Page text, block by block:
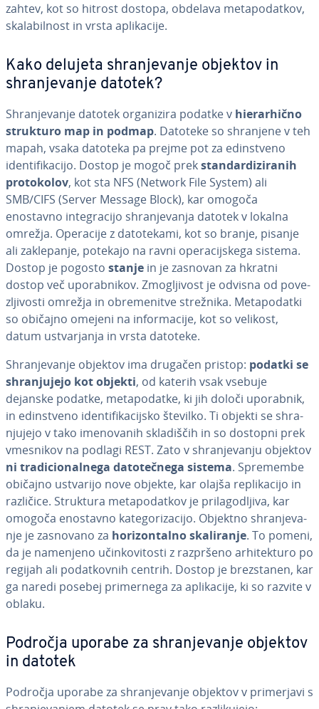
zahtev, kot so hitrost dostopa, obdelava me­ta­po­dat­kov,
ska­la­bil­nost in vrsta apli­ka­ci­je.
Kako delujeta shra­nje­va­nje objektov in
shra­nje­va­nje datotek?
Shra­nje­va­nje datotek or­ga­ni­zi­ra podatke v hi­e­rar­hič­no
strukturo map in podmap. Datoteke so shranjene v teh
mapah, vsaka datoteka pa prejme pot za edin­stve­no
iden­ti­fi­ka­ci­jo. Dostop je mogoč prekstan­dar­di­zi­ra­nih
pro­to­ko­lov, kot sta NFS (Network File System) ali
SMB/CIFS (Server Message Block), kar omogoča
enostavno in­te­gra­ci­jo shra­nje­va­nja datotek v lokalna
omrežja. Operacije z da­to­te­ka­mi, kot so branje, pisanje
ali za­kle­pa­nje, potekajo na ravni ope­ra­cij­ske­ga sistema.
Dostop je pogosto stanje in je zasnovan za hkratni
dostop več upo­rab­ni­kov. Zmo­glji­vost je odvisna od po­ve­
zlji­vo­sti omrežja in obre­me­ni­tve strežnika. Me­ta­po­dat­ki
so običajno omejeni na in­for­ma­ci­je, kot so velikost,
datum ustvar­ja­nja in vrsta datoteke.
Shra­nje­va­nje objektov ima drugačen pristop: podatki se
shra­nju­je­jo kot objekti, od katerih vsak vsebuje
dejanske podatke, me­ta­po­dat­ke, ki jih določi uporabnik,
in edin­stve­no iden­ti­fi­ka­cij­sko številko. Ti objekti se shra­
nju­je­jo v tako ime­no­va­nih skla­di­ščih in so dostopni prek
vmesnikov na podlagi REST. Zato v shra­nje­va­nju objektov
ni tra­di­ci­o­nal­ne­ga da­to­teč­ne­ga sistema. Spremembe
običajno ustvarijo nove objekte, kar olajša re­pli­ka­ci­jo in
različice. Struktura me­ta­po­dat­kov je pri­la­go­dlji­va, kar
omogoča enostavno ka­te­go­ri­za­ci­jo. Objektno shra­nje­va­
nje je zasnovano za ho­ri­zon­tal­no ska­li­ra­nje. To pomeni,
da je namenjeno učin­ko­vi­to­sti z razpršeno ar­hi­tek­tu­ro po
regijah ali po­dat­kov­nih centrih. Dostop je brez­sta­nen, kar
ga naredi posebej pri­mer­ne­ga za apli­ka­ci­je, ki so razvite v
oblaku.
Področja uporabe za shra­nje­va­nje objektov
in datotek
Področja uporabe za shra­nje­va­nje objektov v pri­mer­ja­vi s